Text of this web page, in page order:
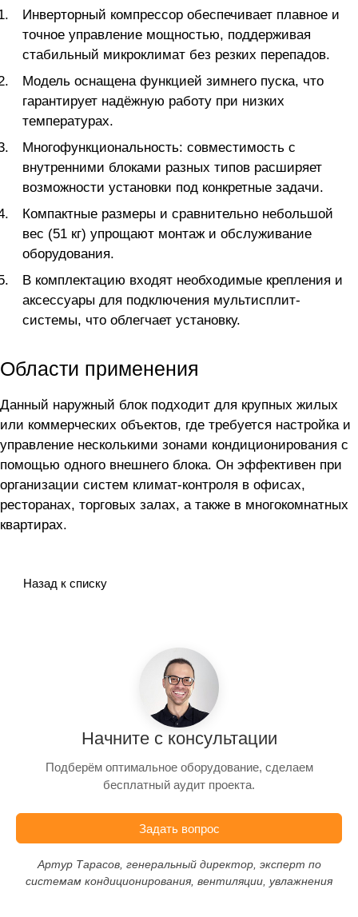
Инверторный компрессор обеспечивает плавное и
точное управление мощностью, поддерживая
стабильный микроклимат без резких перепадов.
Модель оснащена функцией зимнего пуска, что
гарантирует надёжную работу при низких
температурах.
Многофункциональность: совместимость с
внутренними блоками разных типов расширяет
возможности установки под конкретные задачи.
Компактные размеры и сравнительно небольшой
вес (51 кг) упрощают монтаж и обслуживание
оборудования.
В комплектацию входят необходимые крепления и
аксессуары для подключения мультисплит-
системы, что облегчает установку.
Области применения
Данный наружный блок подходит для крупных жилых
или коммерческих объектов, где требуется настройка и
управление несколькими зонами кондиционирования с
помощью одного внешнего блока. Он эффективен при
организации систем климат-контроля в офисах,
ресторанах, торговых залах, а также в многокомнатных
квартирах.
Назад к списку
Начните с консультации
Подберём оптимальное оборудование, сделаем
бесплатный аудит проекта.
Задать вопрос
Артур Тарасов, генеральный директор, эксперт по
системам кондиционирования, вентиляции, увлажнения